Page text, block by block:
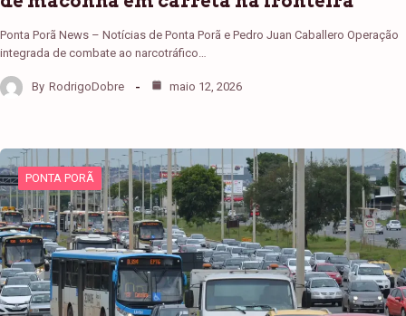
Ponta Porã News – Notícias de Ponta Porã e Pedro Juan Caballero Operação
integrada de combate ao narcotráfico…
By RodrigoDobre maio 12, 2026
PONTA PORÃ